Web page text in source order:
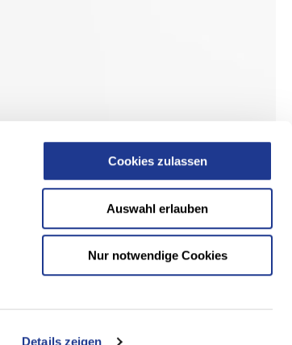
Details zeigen
Cookies zulassen
Auswahl erlauben
Nur notwendige Cookies